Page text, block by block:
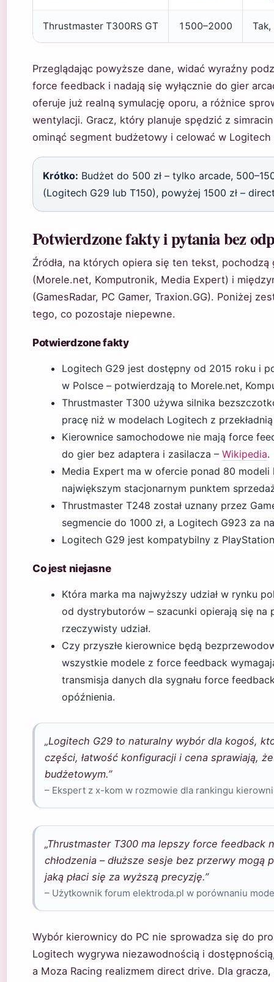
Thrustmaster T300RS GT 1500–2000
Przeglądając powyższe dane, widać wyraźny
force feedback i nadają się wyłącznie do gier
oferuje już realną symulację oporu, a różnice
wentylacji. Gracz, który planuje spędzić z
ominąć segment budżetowy i celować w Logitech
Krótko: Budżet do 500 zł – tylko arcade,
(Logitech G29 lub T150), powyżej 1500 zł –
Potwierdzone fakty i pytania bez
Źródła, na których opiera się ten tekst, pochodzą
(Morele.net, Komputronik, Media Expert) i
(GamesRadar, PC Gamer, Traxion.GG). Poniżej
tego, co pozostaje niepewne.
Potwierdzone fakty
Logitech G29 jest dostępny od 2015 roku i
w Polsce – potwierdzają to Morele.net,
Thrustmaster T300 używa silnika
pracę niż w modelach Logitech z
Kierownice samochodowe nie mają force
do gier bez adaptera i zasilacza – Wikipedia.
Media Expert ma w ofercie ponad 80
największym stacjonarnym punktem
Thrustmaster T248 został uznany przez
segmencie do 1000 zł, a Logitech G923 za
Logitech G29 jest kompatybilny z
Co jest niejasne
Która marka ma najwyższy udział w rynku
od dystrybutorów – szacunki opierają się
rzeczywisty udział.
Czy przyszłe kierownice będą
wszystkie modele z force feedback
transmisja danych dla sygnału force
opóźnienia.
„Logitech G29 to naturalny wybór dla kogoś,
części, łatwość konfiguracji i cena sprawiają,
budżetowym.”
– Ekspert z x-kom w rozmowie dla rankingu
„Thrustmaster T300 ma lepszy force feedback
chłodzenia – dłuższe sesje bez przerwy
jaką płaci się za wyższą precyzję.”
– Użytkownik forum elektroda.pl w porównaniu
Wybór kierownicy do PC nie sprowadza się do
Logitech wygrywa niezawodnością i
a Moza Racing realizmem direct drive. Dla